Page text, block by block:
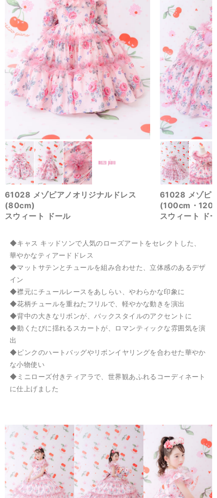
61028 メゾピアノオリジナルドレス
(80cm)
スウィート ドール
61028 メゾピ
(100cm・
スウィート ド
◆キャス キッドソンで人気のローズアートをセレクトした、
華やかなティアードドレス
◆マットサテンとチュールを組み合わせた、立体感のあるデザ
イン
◆襟元にチュールレースをあしらい、やわらかな印象に
◆花柄チュールを重ねたフリルで、軽やかな動きを演出
◆背中の大きなリボンが、バックスタイルのアクセントに
◆動くたびに揺れるスカートが、ロマンティックな雰囲気を演
出
◆ピンクのハートバッグやリボンイヤリングを合わせた華やか
な小物使い
◆ミニローズ付きティアラで、世界観あふれるコーディネート
に仕上げました